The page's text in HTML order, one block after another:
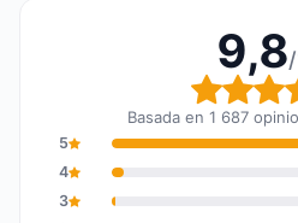
9,8
Basada en 1 687
5
4
3